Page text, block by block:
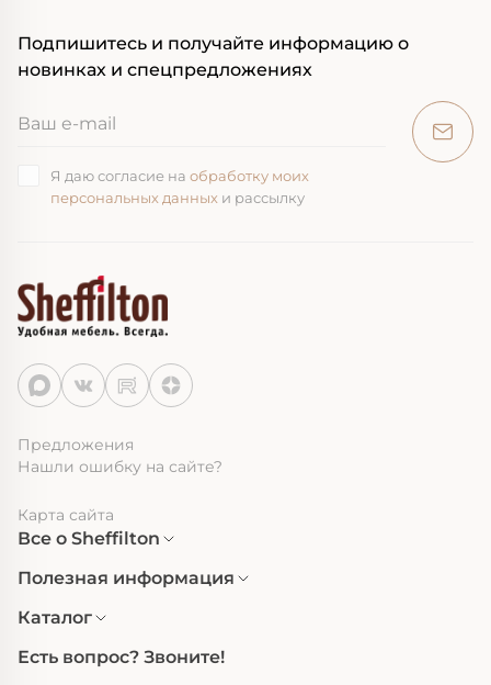
Подпишитесь и получайте информацию о
новинках и спецпредложениях
Я даю согласие на обработку моих
персональных данных и рассылку
Предложения
Нашли ошибку на сайте?
Карта сайта
Все о Sheffilton
Полезная информация
Каталог
Есть вопрос? Звоните!